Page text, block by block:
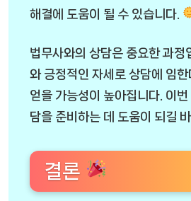
해결에 도움이 될 수 있습니다.
법무사와의 상담은 중요한 과정
와 긍정적인 자세로 상담에 임
얻을 가능성이 높아집니다. 이
담을 준비하는 데 도움이 되길
결론